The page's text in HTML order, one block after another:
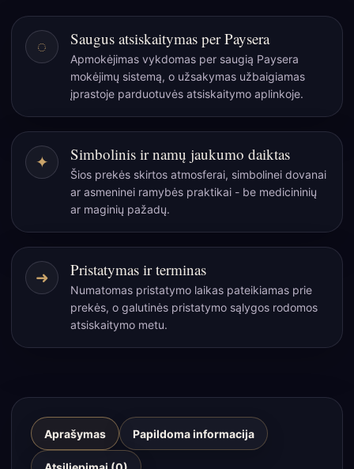
„Hidden
Islands
Blend“
tropiška
paslaptis
jūsų
puodelyje
◌ Saugus atsiskaitymas per Paysera
Apmokėjimas vykdomas per saugią Paysera
mokėjimų sistemą, o užsakymas užbaigiamas
įprastoje parduotuvės atsiskaitymo aplinkoje.
✦ Simbolinis ir namų jaukumo daiktas
Šios prekės skirtos atmosferai, simbolinei dovanai
ar asmeninei ramybės praktikai - be medicininių
ar maginių pažadų.
➜ Pristatymas ir terminas
Numatomas pristatymo laikas pateikiamas prie
prekės, o galutinės pristatymo sąlygos rodomos
atsiskaitymo metu.
Aprašymas Papildoma informacija